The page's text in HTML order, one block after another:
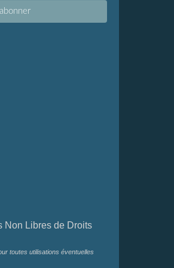
Non Libres de Droits
toutes utilisations éventuelles